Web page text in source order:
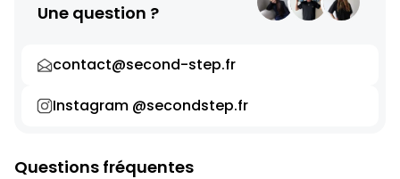
Une question ?
contact@second-step.fr
Instagram @secondstep.fr
Questions fréquentes